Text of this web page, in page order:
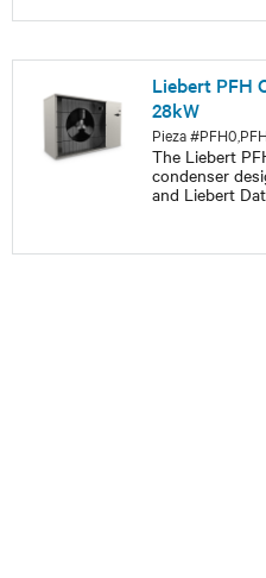
Liebert PFH
28kW
Pieza
The Liebert
condenser
and Liebert